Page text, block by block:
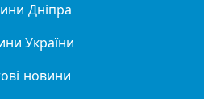
Дніпра
України
новини